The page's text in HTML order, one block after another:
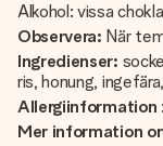
Alkohol: vissa
Observera: När
Ingredienser:
ris, honung,
Allergiinformation
Mer information